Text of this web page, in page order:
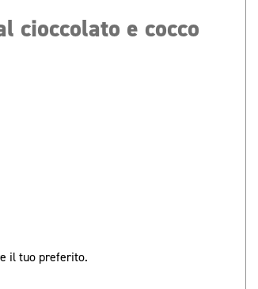
cioccolato e cocco
il tuo preferito.